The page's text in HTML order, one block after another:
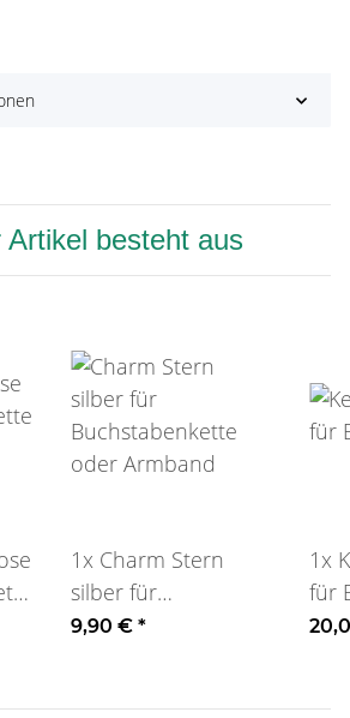
Artikel besteht aus
1x Charm Stern
silber für
Buchstabenkette
9,90 € *
1x
für